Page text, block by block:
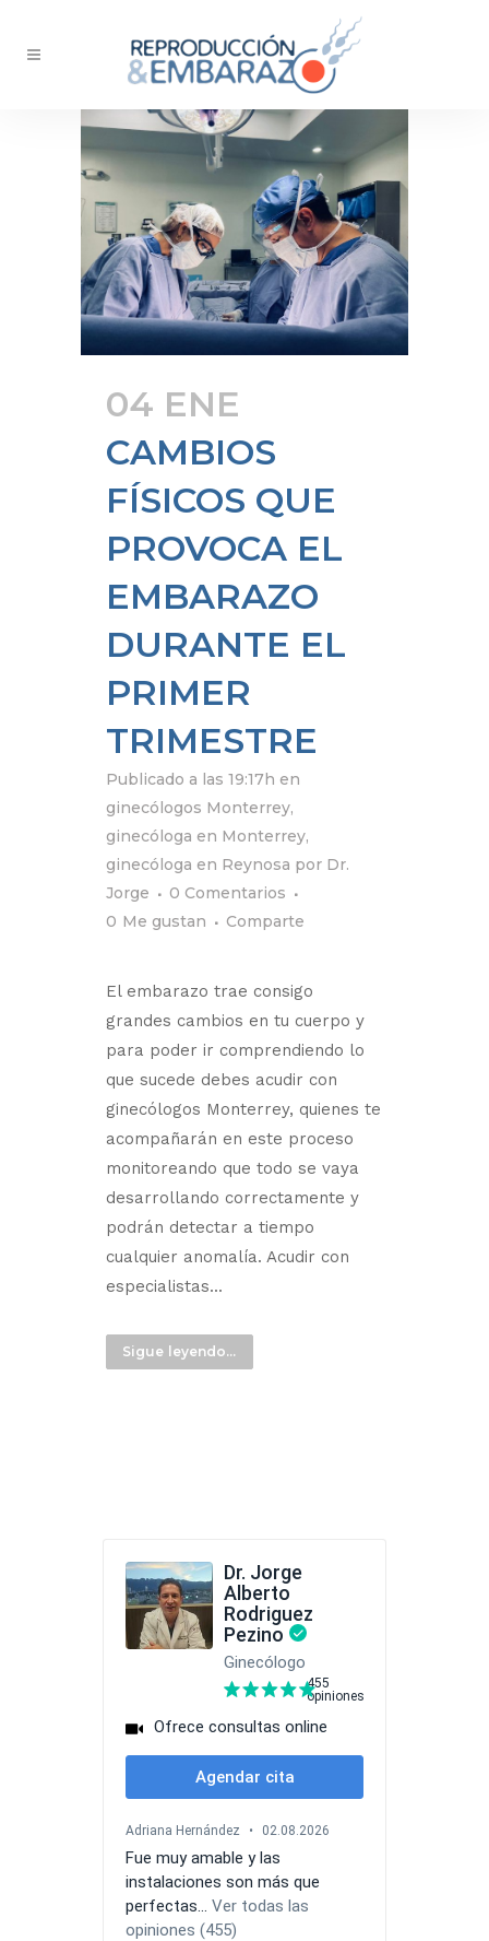
04 ENE
CAMBIOS
FÍSICOS QUE
PROVOCA EL
EMBARAZO
DURANTE EL
PRIMER
TRIMESTRE
Publicado a las 19:17h en
ginecólogos Monterrey,
ginecóloga en Monterrey,
ginecóloga en Reynosa por Dr.
Jorge
0 Comentarios
0 Me gustan Comparte
El embarazo trae consigo
grandes cambios en tu cuerpo y
para poder ir comprendiendo lo
que sucede debes acudir con
ginecólogos Monterrey, quienes te
acompañarán en este proceso
monitoreando que todo se vaya
desarrollando correctamente y
podrán detectar a tiempo
cualquier anomalía. Acudir con
especialistas...
Sigue leyendo...